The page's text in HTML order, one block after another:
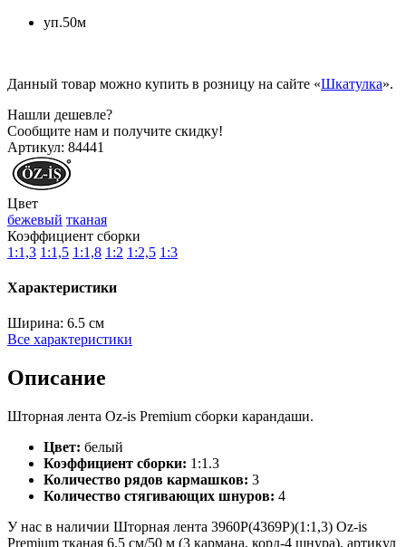
уп.50м
Данный товар можно купить в розницу на сайте «Шкатулка».
Нашли дешевле?
Сообщите нам и получите скидку!
Артикул: 84441
Цвет
бежевый тканая
Коэффициент сборки
1:1,3 1:1,5 1:1,8 1:2 1:2,5 1:3
Характеристики
Ширина: 6.5 см
Все характеристики
Описание
Шторная лента Oz-is Premium сборки карандаши.
Цвет: белый
Коэффициент сборки: 1:1.3
Количество рядов кармашков: 3
Количество стягивающих шнуров: 4
У нас в наличии Шторная лента 3960P(4369P)(1:1,3) Oz-is
Premium тканая 6,5 см/50 м (3 кармана, корд-4 шнура), артикул